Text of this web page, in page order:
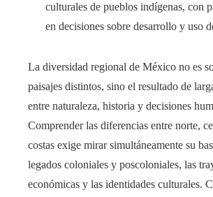
culturales de pueblos indígenas, con
en decisiones sobre desarrollo y uso
La diversidad regional de México no es
paisajes distintos, sino el resultado de
entre naturaleza, historia y decisiones
Comprender las diferencias entre norte,
costas exige mirar simultáneamente su
legados coloniales y poscoloniales, las
económicas y las identidades culturales.